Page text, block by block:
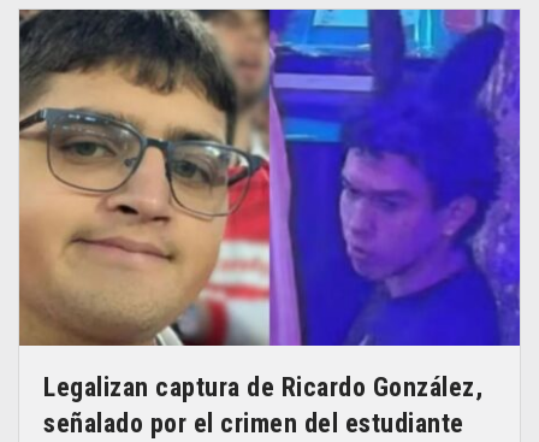
Legalizan captura de Ricardo González,
señalado por el crimen del estudiante